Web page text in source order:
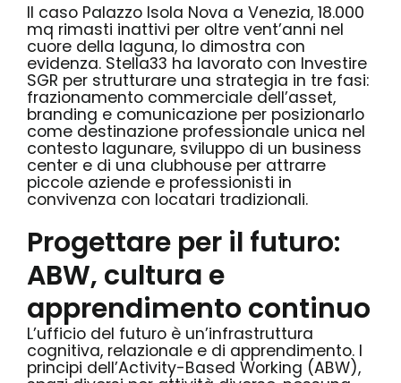
Il caso Palazzo Isola Nova a Venezia, 18.000
mq rimasti inattivi per oltre vent’anni nel
cuore della laguna, lo dimostra con
evidenza. Stella33 ha lavorato con Investire
SGR per strutturare una strategia in tre fasi:
frazionamento commerciale dell’asset,
branding e comunicazione per posizionarlo
come destinazione professionale unica nel
contesto lagunare, sviluppo di un business
center e di una clubhouse per attrarre
piccole aziende e professionisti in
convivenza con locatari tradizionali.
Progettare per il futuro:
ABW, cultura e
apprendimento continuo
L’ufficio del futuro è un’infrastruttura
cognitiva, relazionale e di apprendimento. I
principi dell’Activity-Based Working (ABW),